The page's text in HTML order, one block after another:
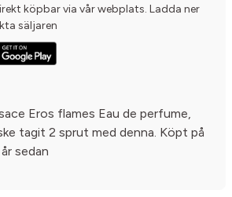
köpbar via vår webplats. Ladda ner
säljaren
Eros flames Eau de perfume,
tagit 2 sprut med denna. Köpt på
sedan